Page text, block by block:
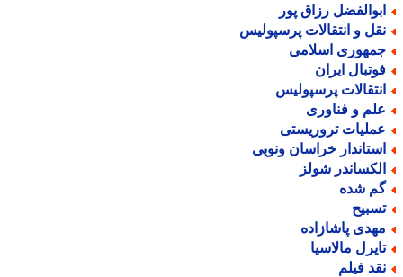
رزاق پور
و انتقالات پرسپولیس
اسلامی
ایران
پرسپولیس
و فناوری
تروریستی
خراسان ونوبی
شولز
شده
پاشازاده
مالاسیا
فیلم